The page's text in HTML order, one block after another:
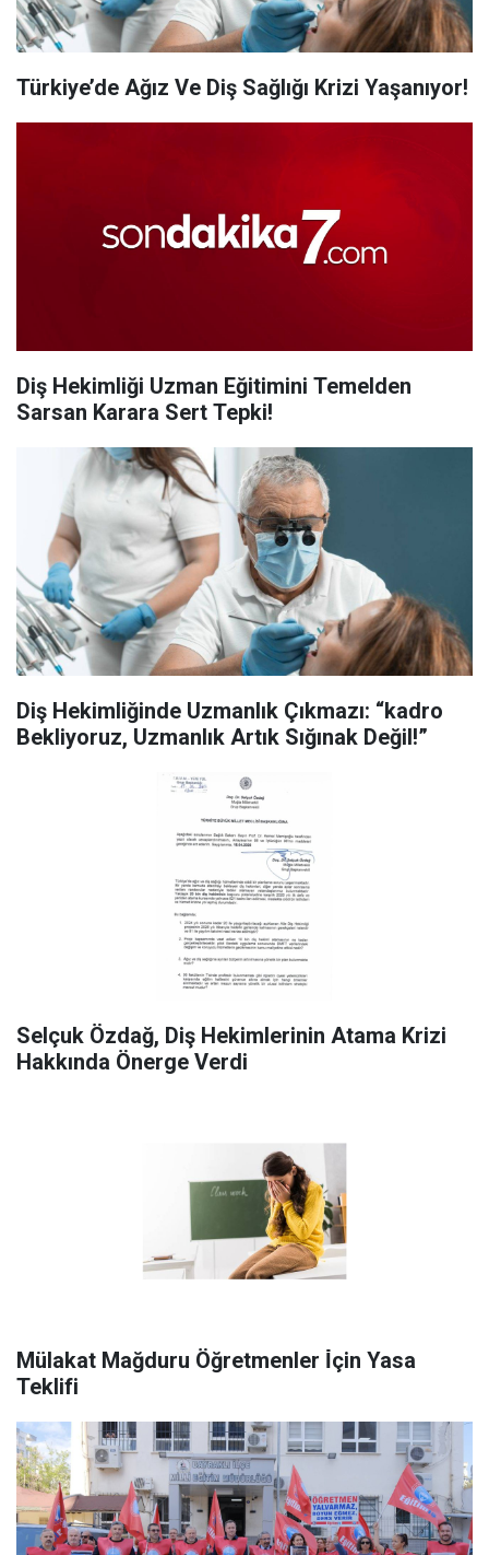
Türkiye’de Ağız Ve Diş Sağlığı Krizi Yaşanıyor!
Diş Hekimliği Uzman Eğitimini Temelden
Sarsan Karara Sert Tepki!
Diş Hekimliğinde Uzmanlık Çıkmazı: “kadro
Bekliyoruz, Uzmanlık Artık Sığınak Değil!”
Selçuk Özdağ, Diş Hekimlerinin Atama Krizi
Hakkında Önerge Verdi
Mülakat Mağduru Öğretmenler İ̇çin Yasa
Teklifi